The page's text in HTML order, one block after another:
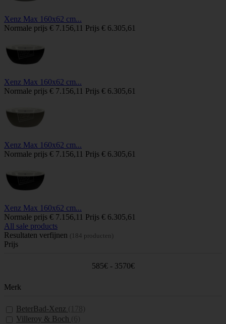
Xenz Max 160x62 cm...
Normale prijs € 7.156,11 Prijs € 6.305,61
Xenz Max 160x62 cm...
Normale prijs € 7.156,11 Prijs € 6.305,61
Xenz Max 160x62 cm...
Normale prijs € 7.156,11 Prijs € 6.305,61
Xenz Max 160x62 cm...
Normale prijs € 7.156,11 Prijs € 6.305,61
All sale products
Resultaten verfijnen (184 producten)
Prijs
585€ - 3570€
Merk
BeterBad-Xenz
Villeroy & Boch